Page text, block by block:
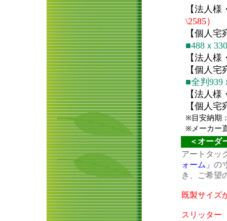
＜オーダ
アートタッ
ォーム」 の
き、ご希望
既製サイズ
スリッター